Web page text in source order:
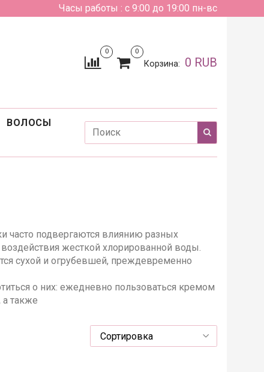
Часы работы : с 9:00 до 19:00 пн-вс
0 0
Корзина: 0 RUB
ВОЛОСЫ
часто подвергаются влиянию разных
жесткой хлорированной воды.
сухой и огрубевшей, преждевременно
о них: ежедневно пользоваться кремом
а также